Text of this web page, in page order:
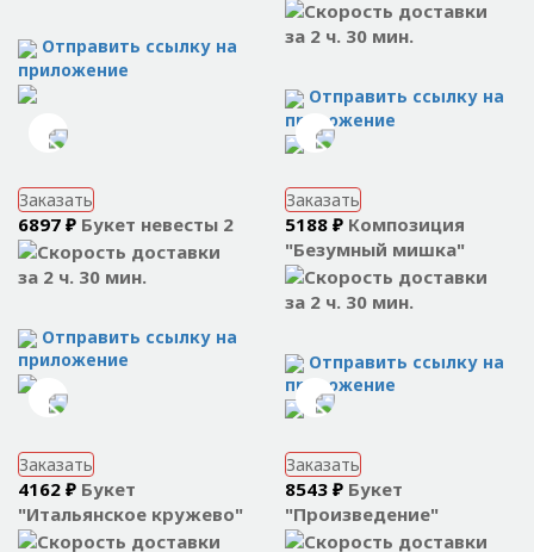
Отправить ссылку на
приложение
за 2 ч. 30 мин.
Отправить ссылку на
приложение
Заказать
6897 ₽ Букет невесты 2
за 2 ч. 30 мин.
Отправить ссылку на
приложение
Заказать
5188 ₽ Композиция
"Безумный мишка"
за 2 ч. 30 мин.
Отправить ссылку на
приложение
Заказать
4162 ₽ Букет
"Итальянское кружево"
Заказать
8543 ₽ Букет
"Произведение"